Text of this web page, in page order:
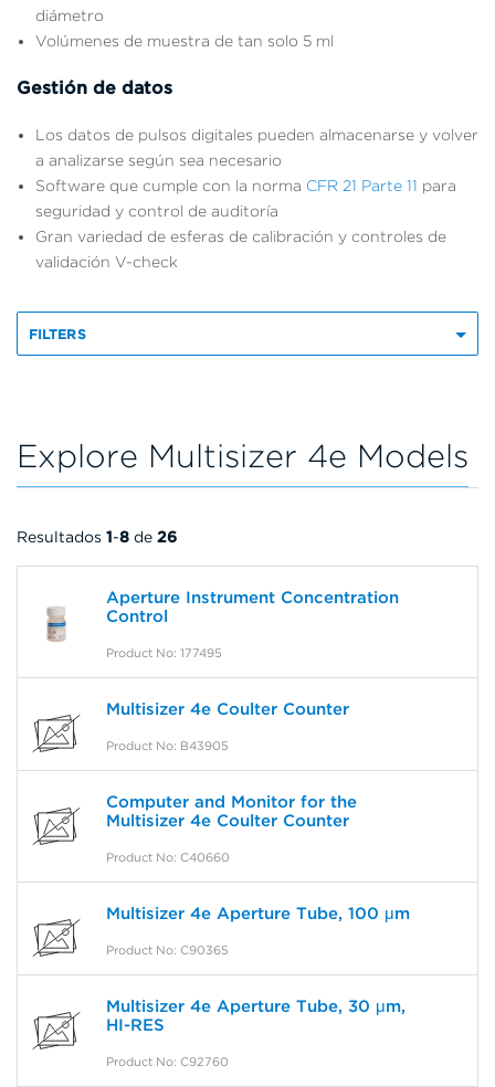
diámetro
Volúmenes de muestra de tan solo 5 ml
Gestión de datos
Los datos de pulsos digitales pueden almacenarse y volver
a analizarse según sea necesario
Software que cumple con la norma CFR 21 Parte 11 para
seguridad y control de auditoría
Gran variedad de esferas de calibración y controles de
validación V-check
FILTERS
Explore Multisizer 4e Models
Resultados 1-8 de 26
Aperture Instrument Concentration
Control
Product No: 177495
Multisizer 4e Coulter Counter
Product No: B43905
Computer and Monitor for the
Multisizer 4e Coulter Counter
Product No: C40660
Multisizer 4e Aperture Tube, 100 μm
Product No: C90365
Multisizer 4e Aperture Tube, 30 μm,
HI-RES
Product No: C92760